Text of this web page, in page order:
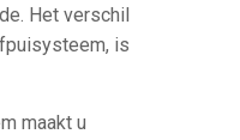
Het verschil
is
maakt u